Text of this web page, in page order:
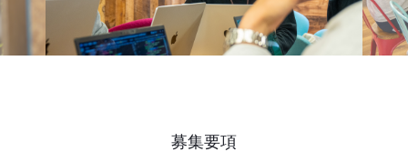
募集要項